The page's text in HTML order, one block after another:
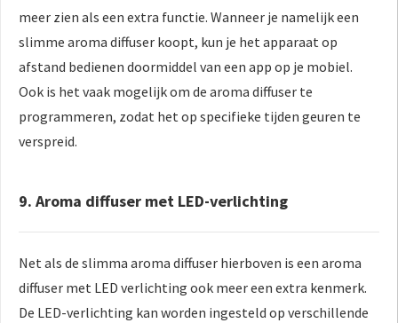
meer zien als een extra functie. Wanneer je namelijk een
slimme aroma diffuser koopt, kun je het apparaat op
afstand bedienen doormiddel van een app op je mobiel.
Ook is het vaak mogelijk om de aroma diffuser te
programmeren, zodat het op specifieke tijden geuren te
verspreid.
9. Aroma diffuser met LED-verlichting
Net als de slimma aroma diffuser hierboven is een aroma
diffuser met LED verlichting ook meer een extra kenmerk.
De LED-verlichting kan worden ingesteld op verschillende